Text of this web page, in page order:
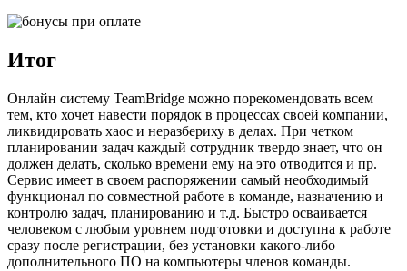
Итог
Онлайн систему TeamBridge можно порекомендовать всем
тем, кто хочет навести порядок в процессах своей компании,
ликвидировать хаос и неразбериху в делах. При четком
планировании задач каждый сотрудник твердо знает, что он
должен делать, сколько времени ему на это отводится и пр.
Сервис имеет в своем распоряжении самый необходимый
функционал по совместной работе в команде, назначению и
контролю задач, планированию и т.д. Быстро осваивается
человеком с любым уровнем подготовки и доступна к работе
сразу после регистрации, без установки какого-либо
дополнительного ПО на компьютеры членов команды.